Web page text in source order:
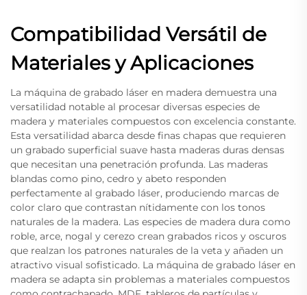
Compatibilidad Versátil de
Materiales y Aplicaciones
La máquina de grabado láser en madera demuestra una
versatilidad notable al procesar diversas especies de
madera y materiales compuestos con excelencia constante.
Esta versatilidad abarca desde finas chapas que requieren
un grabado superficial suave hasta maderas duras densas
que necesitan una penetración profunda. Las maderas
blandas como pino, cedro y abeto responden
perfectamente al grabado láser, produciendo marcas de
color claro que contrastan nítidamente con los tonos
naturales de la madera. Las especies de madera dura como
roble, arce, nogal y cerezo crean grabados ricos y oscuros
que realzan los patrones naturales de la veta y añaden un
atractivo visual sofisticado. La máquina de grabado láser en
madera se adapta sin problemas a materiales compuestos